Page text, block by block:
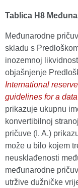
Tablica H8
Međunarodne
skladu s
inozemnoj
objašnjenje
International
guidelines for a
prikazuje ukupnu
konvertibilnoj
pričuve (I. A.)
može u bilo kojem
neusklađenosti
međunarodne
utržive dužničke